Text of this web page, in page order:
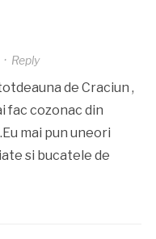
Reply
de Craciun ,
fac cozonac din
mai pun uneori
si bucatele de